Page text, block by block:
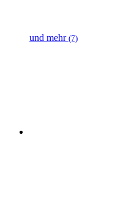
und mehr (7)